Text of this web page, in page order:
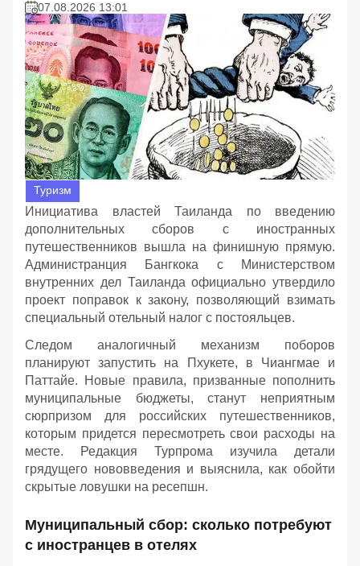
07.08.2026 13:01
Туризм
Инициатива властей Таиланда по введению
дополнительных сборов с иностранных
путешественников вышла на финишную прямую.
Администранция Бангкока с Министерством
внутренних дел Таиланда официально утвердило
проект поправок к закону, позволяющий взимать
специальный отельный налог с постояльцев.
Следом аналогичный механизм поборов
планируют запустить на Пхукете, в Чиангмае и
Паттайе. Новые правила, призванные пополнить
муниципальные бюджеты, станут неприятным
сюрпризом для российских путешественников,
которым придется пересмотреть свои расходы на
месте. Редакция Турпрома изучила детали
грядущего нововведения и выяснила, как обойти
скрытые ловушки на ресепшн.
Муниципальный сбор: сколько потребуют
с иностранцев в отелях